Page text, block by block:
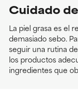
Cuidado
La piel grasa es el
demasiado sebo.
seguir una rutina
los productos
ingredientes que